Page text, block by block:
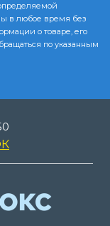
в любое время без
о товаре, его
по указанным